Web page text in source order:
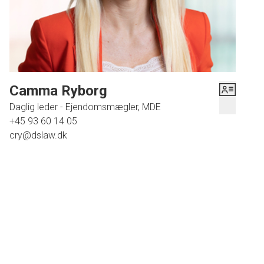
ned til stranden, hvilket må siges at være et stort plus. Byen huser både
indkøbsmuligheder, restauranter og S-togstation, og der er nem adgang til
alt, hvad Solrød byder på. Derudover vil pendleren have nem og hurtig
adgang til motorvejen.
Camma Ryborg
Daglig leder - Ejendomsmægler, MDE
+45 93 60 14 05
cry@dslaw.dk